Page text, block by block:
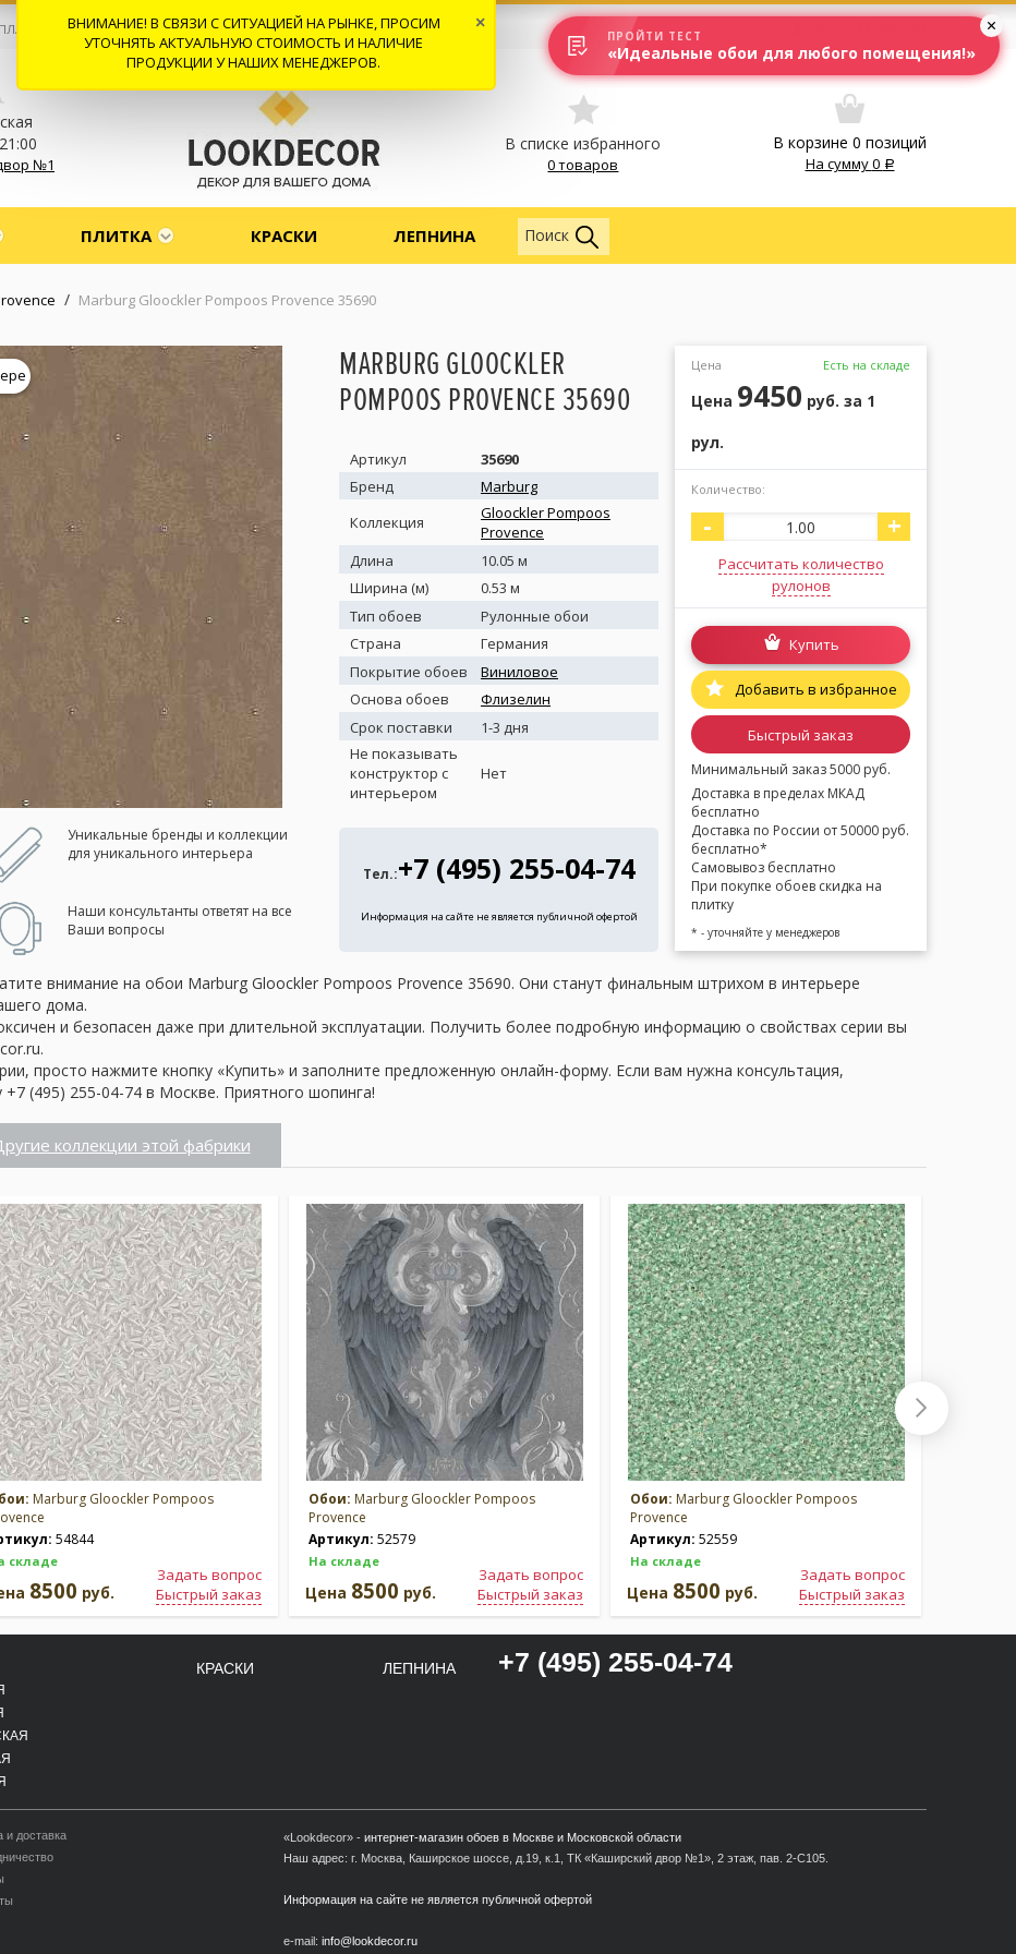
И ДОСТАВКА СОТРУДНИЧЕСТВО КОНТАКТЫ ОТЗЫВЫ
№1
В списке избранного
0 товаров
В корзине 0 позиций
На сумму0
ПЛИТКА КРАСКИ ЛЕПНИНА Обои
Поиск
/ Marburg Gloockler Pompoos Provence 35690
Уникальные бренды и коллекции
для уникального интерьера
Наши консультанты ответят на все
Ваши вопросы
MARBURG GLOOCKLER
POMPOOS PROVENCE 35690
Артикул
35690
Бренд
Marburg
Коллекция
Gloockler Pompoos
Provence
Длина
10.05 м
Ширина (м)
0.53 м
Тип обоев
Рулонные обои
Страна
Германия
Покрытие обоев
Виниловое
Основа обоев
Флизелин
Срок поставки
1-3 дня
Не показывать
конструктор с
интерьером
Нет
Тел.:+7 (495) 255-04-74
Информация на сайте не является публичной офертой
Цена Есть на складе
Цена 9450 руб. за 1
рул.
Количество:
- +
Рассчитать количество
рулонов
Купить
Добавить в избранное
Быстрый заказ
Минимальный заказ 5000 руб.
Доставка в пределах МКАД
бесплатно
Доставка по России от 50000 руб.
бесплатно*
Самовывоз бесплатно
При покупке обоев скидка на
плитку
* - уточняйте у менеджеров
внимание на обои Marburg Gloockler Pompoos Provence 35690. Они станут финальным штрихом в интерьере
дома.
и безопасен даже при длительной эксплуатации. Получить более подробную информацию о свойствах серии вы
просто нажмите кнопку «Купить» и заполните предложенную онлайн-форму. Если вам нужна консультация,
(495) 255-04-74 в Москве. Приятного шопинга!
коллекции этой фабрики
Marburg Gloockler Pompoos
54844
складе
Задать вопрос
Быстрый заказ
8500 руб.
Обои: Marburg Gloockler Pompoos
Provence
Артикул: 52579
На складе
Задать вопрос
Быстрый заказ
Цена 8500 руб.
Обои: Marburg Gloockler Pompoos
Provence
Артикул: 52559
На складе
Задать вопрос
Быстрый заказ
Цена 8500 руб.
КРАСКИ ЛЕПНИНА +7 (495) 255-04-74
и доставка
«Lookdecor» - интернет-магазин обоев в Москве и Московской области
Наш адрес: г. Москва, Каширское шоссе, д.19, к.1, ТК «Каширский двор №1», 2 этаж, пав. 2-С105.
Информация на сайте не является публичной офертой
e-mail: info@lookdecor.ru
ВНИМАНИЕ! В СВЯЗИ С СИТУАЦИЕЙ НА РЫНКЕ, ПРОСИМ
УТОЧНЯТЬ АКТУАЛЬНУЮ СТОИМОСТЬ И НАЛИЧИЕ
ПРОДУКЦИИ У НАШИХ МЕНЕДЖЕРОВ.
×
ПРОЙТИ ТЕСТ
«Идеальные обои для любого помещения!»